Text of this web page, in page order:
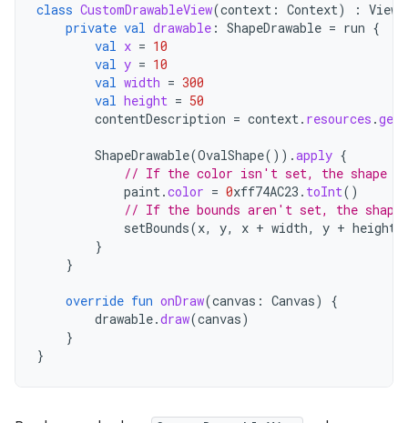
class CustomDrawableView(context : Context) : View
private val drawable : ShapeDrawable = run {
val x = 10
val y = 10
val width = 300
val height = 50
contentDescription = context. resources .
ShapeDrawable(OvalShape()).apply {
// If the color isn't set, the shape
paint.color = 0xff74AC23 . toInt()
// If the bounds aren't set, the shape
setBounds(x, y, x + width, y + height
}
}
override fun onDraw(canvas : Canvas)
{
drawable.draw(canvas)
}
}